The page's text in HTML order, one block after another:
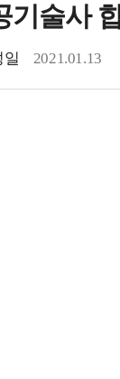
기술사
일 2021.01.13